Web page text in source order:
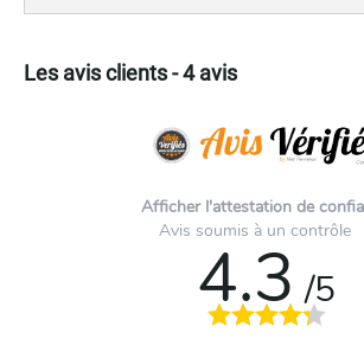
Les avis clients - 4 avis
Afficher l'attestation de
Avis soumis à un contrôle
4.3 /5